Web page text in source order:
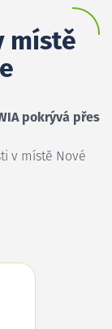
místě
pokrývá přes
v místě Nové